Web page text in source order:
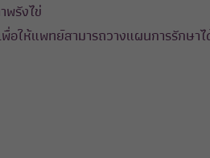
พรังไข่
ให้แพทย์สามารถวางแผนการรักษา